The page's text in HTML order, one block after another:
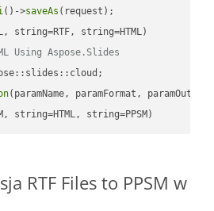
()->saveAs (request);
Using Aspose.Slides
(paramName, paramFormat,
string=HTML, string=PPSM)
RTF Files to PPSM w